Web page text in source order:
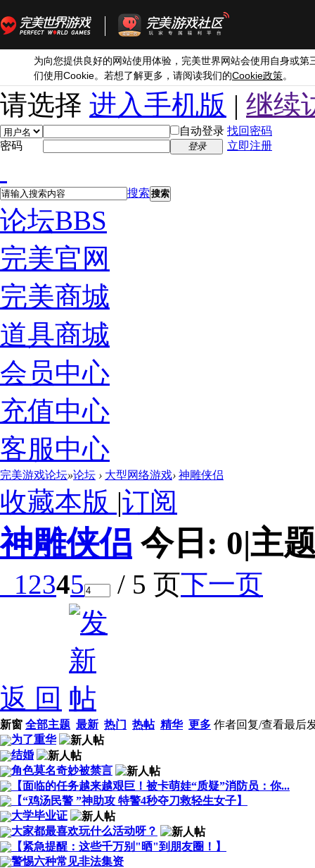
为向您提供良好的网站使用体验，完美世界网站会使用自身或第
们使用Cookie。若想了解更多，请阅读我们的Cookie政策。
请选择 进入手机版 | 继续
自动登录 找回密码
密码
登录 立即注册
搜索 搜索
论坛BBS
完美官网
完美商城
道具商城
会员中心
充值中心
客服中心
完美游戏论坛»论坛 › 大型网络游戏› 神雕侠侣
收藏本版 |订阅
神雕侠侣 今日: 0|主
12345 / 5 页下一页
返 回
新窗 全部主题 最新 热门 热帖 精华 更多 作者回复/查看最后
为了重华
结婚
角色莫名奇妙被禁言
【面临的任务越来越艰巨！被卡萌娃“质疑”消防员：你...
【“鸡汤民警 ”神助攻 特警4秒夺刀救轻生女子】
大学毕业证
大家都最喜欢玩什么活动呀？
【紧急提醒：这些千万别"晒"到朋友圈！】
警惕六种常见非法集资